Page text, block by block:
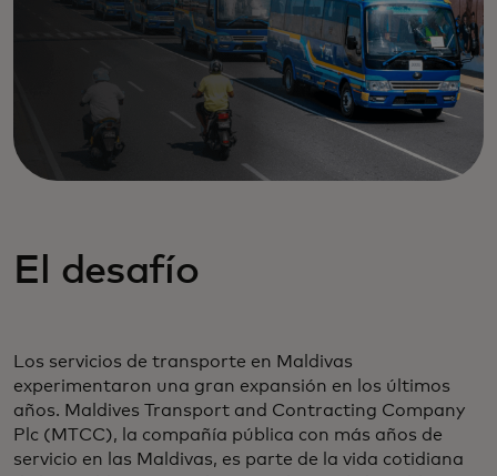
El desafío
Los servicios de transporte en Maldivas
experimentaron una gran expansión en los últimos
años. Maldives Transport and Contracting Company
Plc (MTCC), la compañía pública con más años de
servicio en las Maldivas, es parte de la vida cotidiana